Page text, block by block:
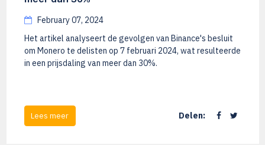
February 07, 2024
Het artikel analyseert de gevolgen van Binance's besluit
om Monero te delisten op 7 februari 2024, wat resulteerde
in een prijsdaling van meer dan 30%.
Lees meer Delen: